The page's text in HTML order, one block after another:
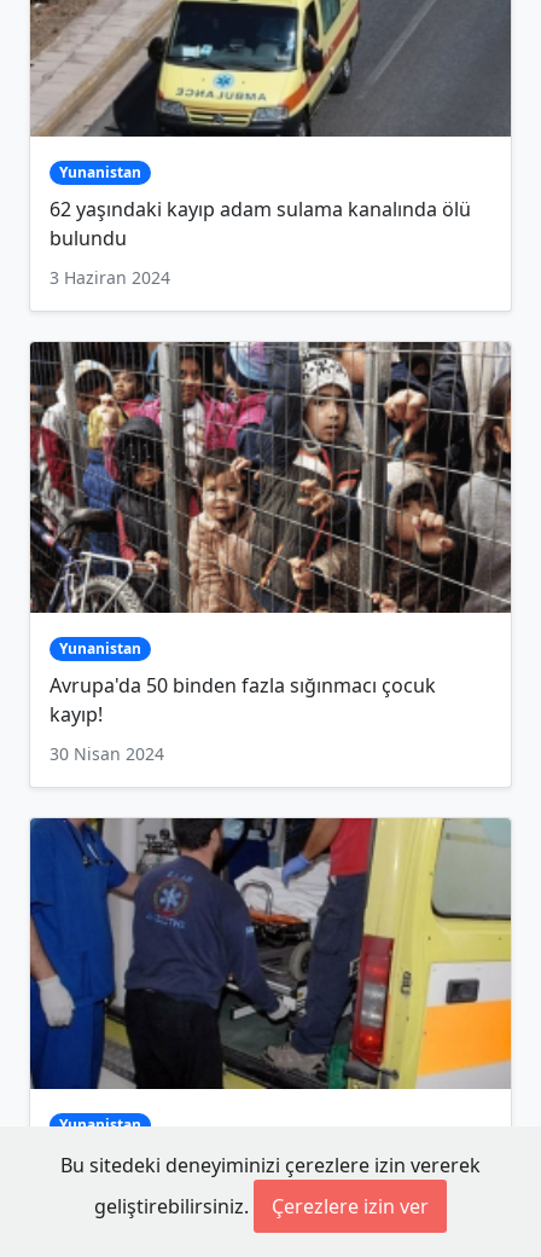
Yunanistan
62 yaşındaki kayıp adam sulama kanalında ölü
bulundu
3 Haziran 2024
Yunanistan
Avrupa'da 50 binden fazla sığınmacı çocuk
kayıp!
30 Nisan 2024
Yunanistan
Kaybolan 26 yaşındaki genç ölü bulundu
20 Şubat 2024
Bu sitedeki deneyiminizi çerezlere izin vererek
geliştirebilirsiniz.
Çerezlere izin ver